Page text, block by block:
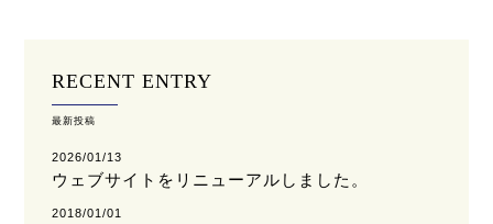
RECENT ENTRY
最新投稿
2026/01/13
ウェブサイトをリニューアルしました。
2018/01/01